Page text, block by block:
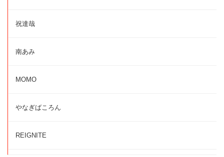
祝達哉
南あみ
MOMO
やなぎばころん
REIGNITE